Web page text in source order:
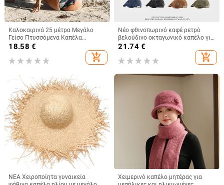
Καλοκαιρινά 25 μέτρα Μεγάλο
Γείσο Πτυσσόμενα Καπέλα
Παραλίας Γυναικεία Πτυσσόμενα
Ταξιδιωτικό Καπέλο Dropshipping
18.58 €
add_shopping_cart
Νέο φθινοπωρινό καφέ ρετρό
βελούδινο οκταγωνικό καπέλο για
άνδρες και γυναίκες, που φοριέται
ανάποδα με μπερέ, φθινοπωρινό
και χειμωνιάτικο μονόχρωμο
21.74€
add_shopping_cart
ΝΕΑ Χειροποίητα γυναικεία
Χειμερινό καπέλο μητέρας για